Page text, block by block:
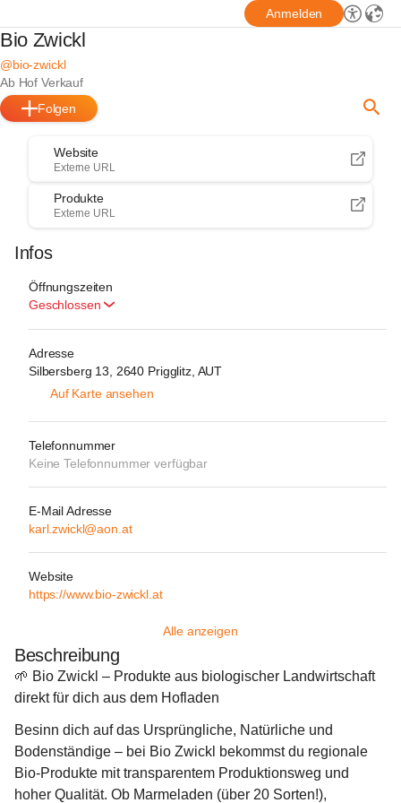
Anmelden
Bio Zwickl
@bio-zwickl
Ab Hof Verkauf
Folgen
Website
Externe URL
Produkte
Externe URL
Infos
Öffnungszeiten
Geschlossen
Adresse
Silbersberg 13, 2640 Prigglitz, AUT
Auf Karte ansehen
Telefonnummer
Keine Telefonnummer verfügbar
E-Mail Adresse
karl.zwickl@aon.at
Website
https://www.bio-zwickl.at
Alle anzeigen
Beschreibung
🌱 Bio Zwickl – Produkte aus biologischer Landwirtschaft
direkt für dich aus dem Hofladen
Besinn dich auf das Ursprüngliche, Natürliche und
Bodenständige – bei Bio Zwickl bekommst du regionale
Bio‑Produkte mit transparentem Produktionsweg und
hoher Qualität. Ob Marmeladen (über 20 Sorten!),